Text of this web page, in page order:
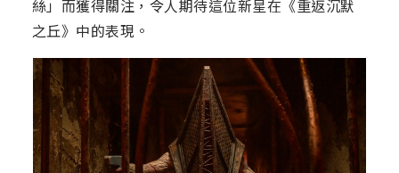
絲」而獲得關注，令人期待這位新星在《重返沉默
之丘》中的表現。